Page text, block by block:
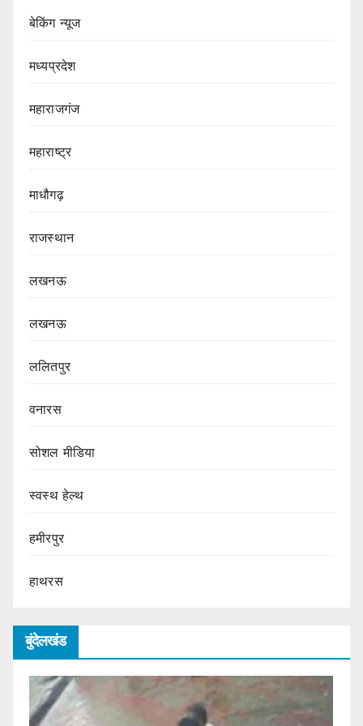
बेकिंग न्यूज
मध्यप्रदेश
महाराजगंज
महाराष्ट्र
माधौगढ़
राजस्थान
लखनऊ
लखनऊ
ललितपुर
वनारस
सोशल मीडिया
स्वस्थ हेल्थ
हमीरपुर
हाथरस
बुंदेलखंड